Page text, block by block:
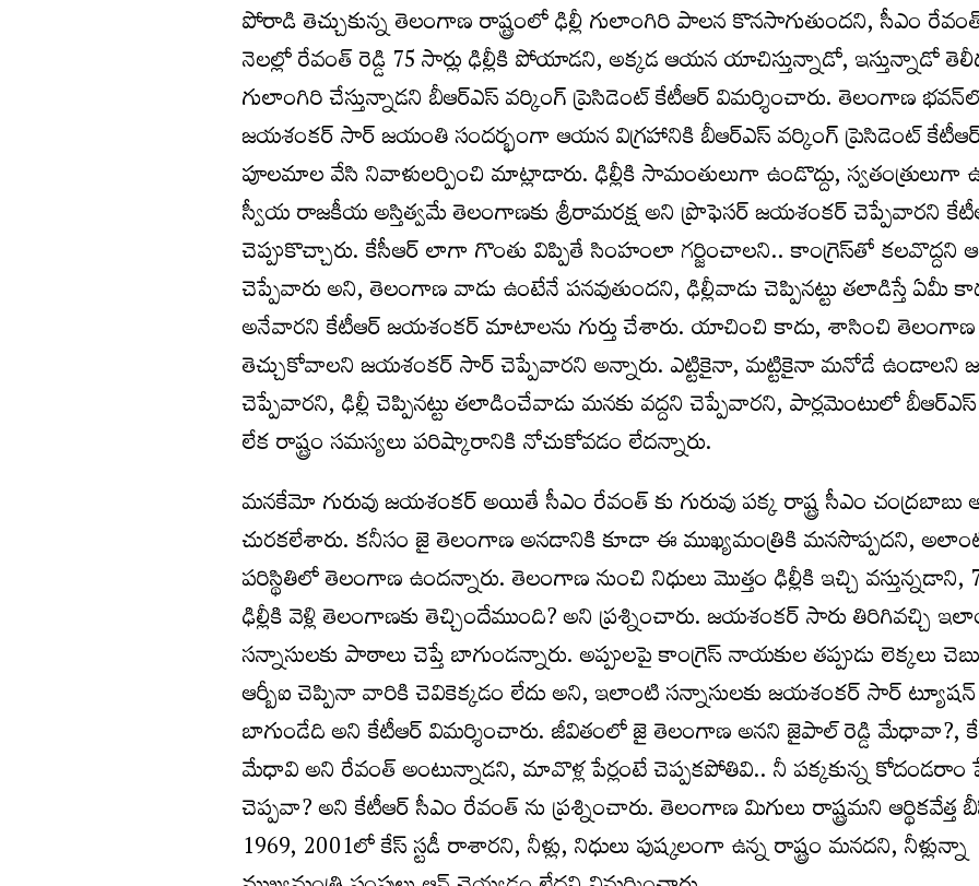
పోరాడి తెచ్చుకున్న తెలంగాణ రాష్ట్రంలో ఢిల్లీ గులాంగిరి పాలన కొనసాగుతుందని, సీఎం రేవంత్
నెలల్లో రేవంత్ రెడ్డి 75 సార్లు ఢిల్లీకి పోయాడని, అక్కడ ఆయన యాచిస్తున్నాడో, ఇస్తున్నాడో
గులాంగిరి చేస్తున్నాడని బీఆర్ఎస్ వర్కింగ్ ప్రెసిడెంట్ కేటీఆర్ విమర్శించారు. తెలంగాణ
జయశంకర్ సార్ జయంతి సందర్భంగా ఆయన విగ్రహానికి బీఆర్ఎస్ వర్కింగ్ ప్రెసిడెంట్
పూలమాల వేసి నివాళులర్పించి మాట్లాడారు. ఢిల్లీకి సామంతులుగా ఉండొద్దు, స్వతంత్రులుగా
స్వీయ రాజకీయ అస్తిత్వమే తెలంగాణకు శ్రీరామరక్ష అని ప్రొఫెసర్ జయశంకర్ చెప్పేవారని
చెప్పుకొచ్చారు. కేసీఆర్ లాగా గొంతు విప్పితే సింహంలా గర్జించాలని.. కాంగ్రెస్‌తో కలవొద్దని
చెప్పేవారు అని, తెలంగాణ వాడు ఉంటేనే పనవుతుందని, ఢిల్లీవాడు చెప్పినట్టు తలాడిస్తే ఏమీ
అనేవారని కేటీఆర్ జయశంకర్ మాటాలను గుర్తు చేశారు. యాచించి కాదు, శాసించి తెలంగాణ
తెచ్చుకోవాలని జయశంకర్ సార్ చెప్పేవారని అన్నారు. ఎట్టికైనా, మట్టికైనా మనోడే ఉండాలని
చెప్పేవారని, ఢిల్లీ చెప్పినట్టు తలాడించేవాడు మనకు వద్దని చెప్పేవారని, పార్లమెంటులో
లేక రాష్ట్రం సమస్యలు పరిష్కారానికి నోచుకోవడం లేదన్నారు.
మనకేమో గురువు జయశంకర్ అయితే సీఎం రేవంత్ కు గురువు పక్క రాష్ట్ర సీఎం
చురకలేశారు. కనీసం జై తెలంగాణ అనడానికి కూడా ఈ ముఖ్యమంత్రికి మనసొప్పదని,
పరిస్థితిలో తెలంగాణ ఉందన్నారు. తెలంగాణ నుంచి నిధులు మొత్తం ఢిల్లీకి ఇచ్చి వస్తున్నడాని,
ఢిల్లీకి వెళ్లి తెలంగాణకు తెచ్చిందేముంది? అని ప్రశ్నించారు. జయశంకర్ సారు తిరిగివచ్చి
సన్నాసులకు పాఠాలు చెప్తే బాగుండన్నారు. అప్పులపై కాంగ్రెస్ నాయకుల తప్పుడు లెక్కలు
ఆర్బీఐ చెప్పినా వారికి చెవికెక్కడం లేదు అని, ఇలాంటి సన్నాసులకు జయశంకర్ సార్ ట్యూషన్
బాగుండేది అని కేటీఆర్ విమర్శించారు. జీవితంలో జై తెలంగాణ అనని జైపాల్ రెడ్డి మేధావా?,
మేధావి అని రేవంత్ అంటున్నాడని, మావొళ్ల పేర్లంటే చెప్పకపోతివి.. నీ పక్కకున్న కోదండరాం
చెప్పవా? అని కేటీఆర్ సీఎం రేవంత్ ను ప్రశ్నించారు. తెలంగాణ మిగులు రాష్ట్రమని ఆర్థికవేత్త
1969, 2001లో కేస్ స్టడీ రాశారని, నీళ్లు, నిధులు పుష్కలంగా ఉన్న రాష్ట్రం మనదని, నీళ్లున్నా